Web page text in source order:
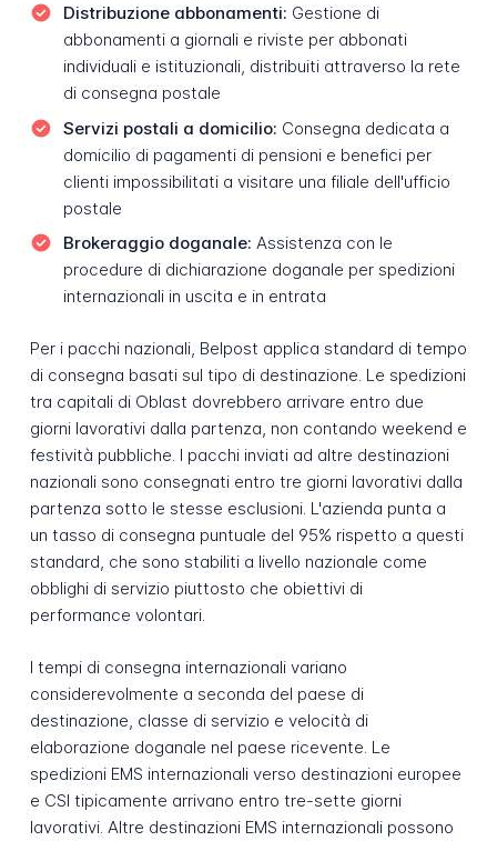
Distribuzione abbonamenti: Gestione di
abbonamenti a giornali e riviste per abbonati
individuali e istituzionali, distribuiti attraverso la rete
di consegna postale
Servizi postali a domicilio: Consegna dedicata a
domicilio di pagamenti di pensioni e benefici per
clienti impossibilitati a visitare una filiale dell'ufficio
postale
Brokeraggio doganale: Assistenza con le
procedure di dichiarazione doganale per spedizioni
internazionali in uscita e in entrata
Per i pacchi nazionali, Belpost applica standard di tempo
di consegna basati sul tipo di destinazione. Le spedizioni
tra capitali di Oblast dovrebbero arrivare entro due
giorni lavorativi dalla partenza, non contando weekend e
festività pubbliche. I pacchi inviati ad altre destinazioni
nazionali sono consegnati entro tre giorni lavorativi dalla
partenza sotto le stesse esclusioni. L'azienda punta a
un tasso di consegna puntuale del 95% rispetto a questi
standard, che sono stabiliti a livello nazionale come
obblighi di servizio piuttosto che obiettivi di
performance volontari.
I tempi di consegna internazionali variano
considerevolmente a seconda del paese di
destinazione, classe di servizio e velocità di
elaborazione doganale nel paese ricevente. Le
spedizioni EMS internazionali verso destinazioni europee
e CSI tipicamente arrivano entro tre-sette giorni
lavorativi. Altre destinazioni EMS internazionali possono